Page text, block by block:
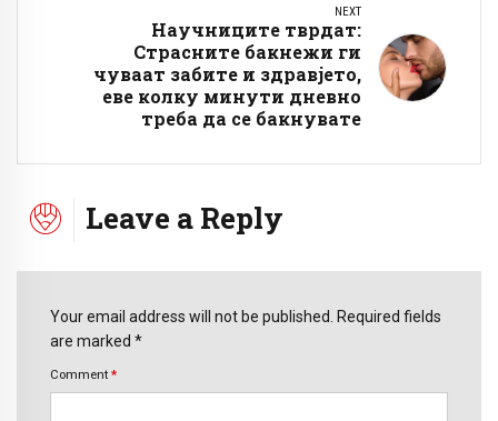
NEXT
Научниците тврдат:
Страсните бакнежи ги
чуваат забите и здравјето,
еве колку минути дневно
треба да се бакнувате
Leave a Reply
Your email address will not be published. Required fields
are marked *
Comment *